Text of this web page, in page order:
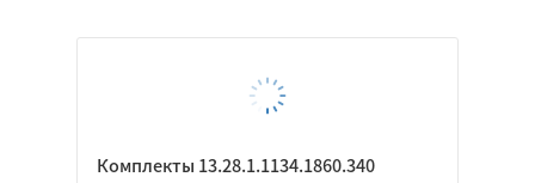
Комплекты 13.28.1.1134.1860.340